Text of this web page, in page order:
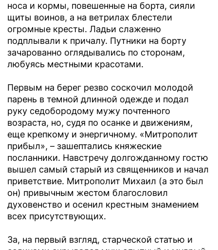
носа и кормы, повешенные на борта, сияли
щиты воинов, а на ветрилах блестели
огромные кресты. Ладьи слаженно
подплывали к причалу. Путники на борту
зачарованно оглядывались по сторонам,
любуясь местными красотами.
Первым на берег резво соскочил молодой
парень в темной длинной одежде и подал
руку седобородому мужу почтенного
возраста, но, судя по осанке и движениям,
еще крепкому и энергичному. «Митрополит
прибыл», – зашептались княжеские
посланники. Навстречу долгожданному гостю
вышел самый старый из священников и начал
приветствие. Митрополит Михаил (а это был
он) привычным жестом благословил
духовенство и осенил крестным знамением
всех присутствующих.
За, на первый взгляд, старческой статью и